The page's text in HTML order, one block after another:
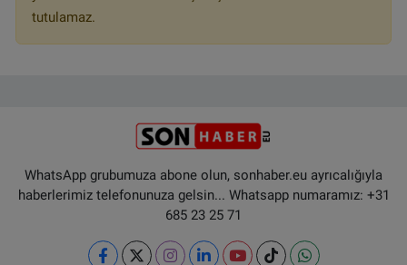
tutulamaz.
WhatsApp grubumuza abone olun, sonhaber.eu ayrıcalığıyla
haberlerimiz telefonunuza gelsin... Whatsapp numaramız: +31
685 23 25 71